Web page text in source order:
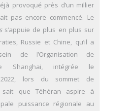
provoqué près d’un millier
pas encore commencé. Le
s’appuie de plus en plus sur
Russie et Chine, qu’il a
de l’Organisation de
Shanghai, intégrée le
lors du sommet de
sait que Téhéran aspire à
puissance régionale au